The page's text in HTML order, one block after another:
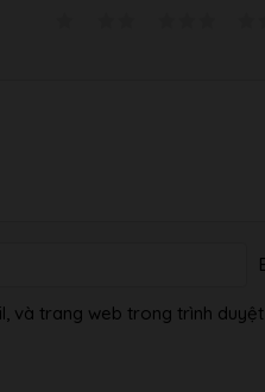
sổ ghi điểm, bộ đổi nguồn AC
và trang web trong trình